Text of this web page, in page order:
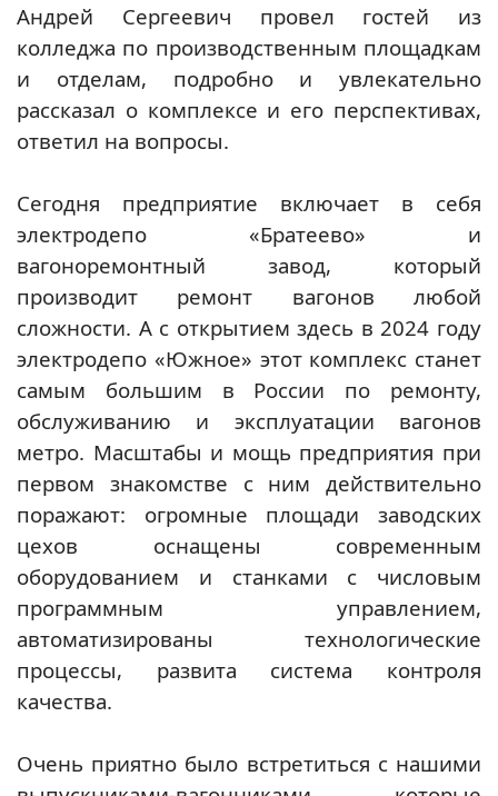
Андрей Сергеевич провел гостей из
колледжа по производственным площадкам
и отделам, подробно и увлекательно
рассказал о комплексе и его перспективах,
ответил на вопросы.
Сегодня предприятие включает в себя
электродепо «Братеево» и
вагоноремонтный завод, который
производит ремонт вагонов любой
сложности. А с открытием здесь в 2024 году
электродепо «Южное» этот комплекс станет
самым большим в России по ремонту,
обслуживанию и эксплуатации вагонов
метро. Масштабы и мощь предприятия при
первом знакомстве с ним действительно
поражают: огромные площади заводских
цехов оснащены современным
оборудованием и станками с числовым
программным управлением,
автоматизированы технологические
процессы, развита система контроля
качества.
Очень приятно было встретиться с нашими